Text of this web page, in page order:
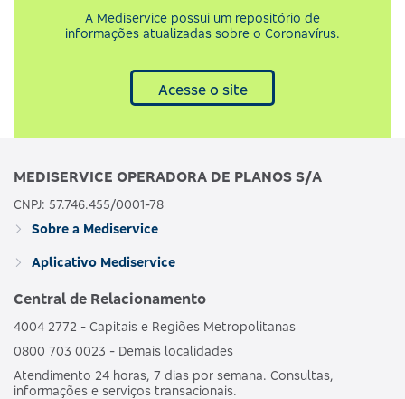
A Mediservice possui um repositório de
informações atualizadas sobre o Coronavírus.
Acesse o site
MEDISERVICE OPERADORA DE PLANOS S/A
CNPJ: 57.746.455/0001-78
Sobre a Mediservice
Aplicativo Mediservice
Central de Relacionamento
4004 2772 - Capitais e Regiões Metropolitanas
0800 703 0023 - Demais localidades
Atendimento 24 horas, 7 dias por semana. Consultas,
informações e serviços transacionais.